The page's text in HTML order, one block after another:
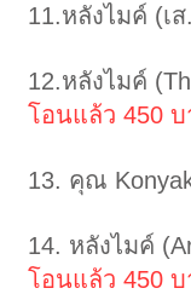
11.หลังไมค์ (เ
12.หลังไมค์
โอนแล้ว 450 บ
13. คุณ
14. หลังไมค์
โอนแล้ว 450 บ